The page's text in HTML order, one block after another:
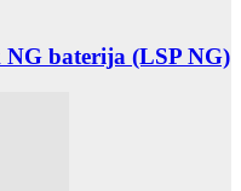
baterija (LSP NG)